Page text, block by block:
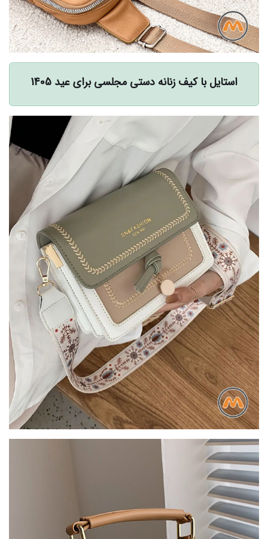
استایل با کیف زنانه دستی مجلسی برای عید 1405